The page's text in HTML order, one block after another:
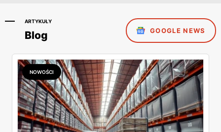
ARTYKUŁY
Blog GOOGLE NEWS
NOWOŚCI